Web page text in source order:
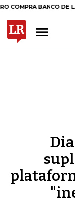
BANCO DE LA